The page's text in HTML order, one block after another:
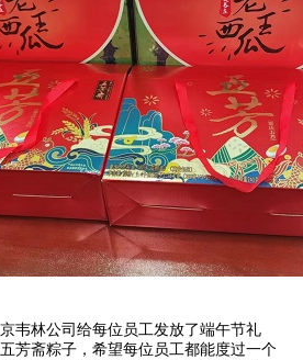
韦林公司给每位员工发放了端午节礼
芳斋粽子，希望每位员工都能度过一个